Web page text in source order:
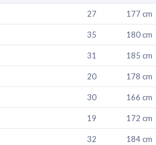
27 177 cm
35 180 cm
31 185 cm
20 178 cm
30 166 cm
19 172 cm
32 184 cm